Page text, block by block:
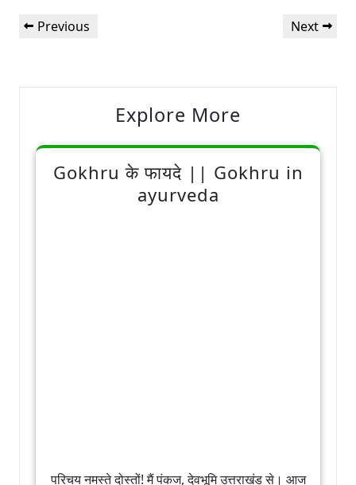
Post
navigation
Previous
Previous
Next
Next
Explore More
Gokhru के फायदे || Gokhru in
ayurveda
परिचय नमस्ते दोस्तों! मैं पंकज, देवभूमि उत्तराखंड से। आज